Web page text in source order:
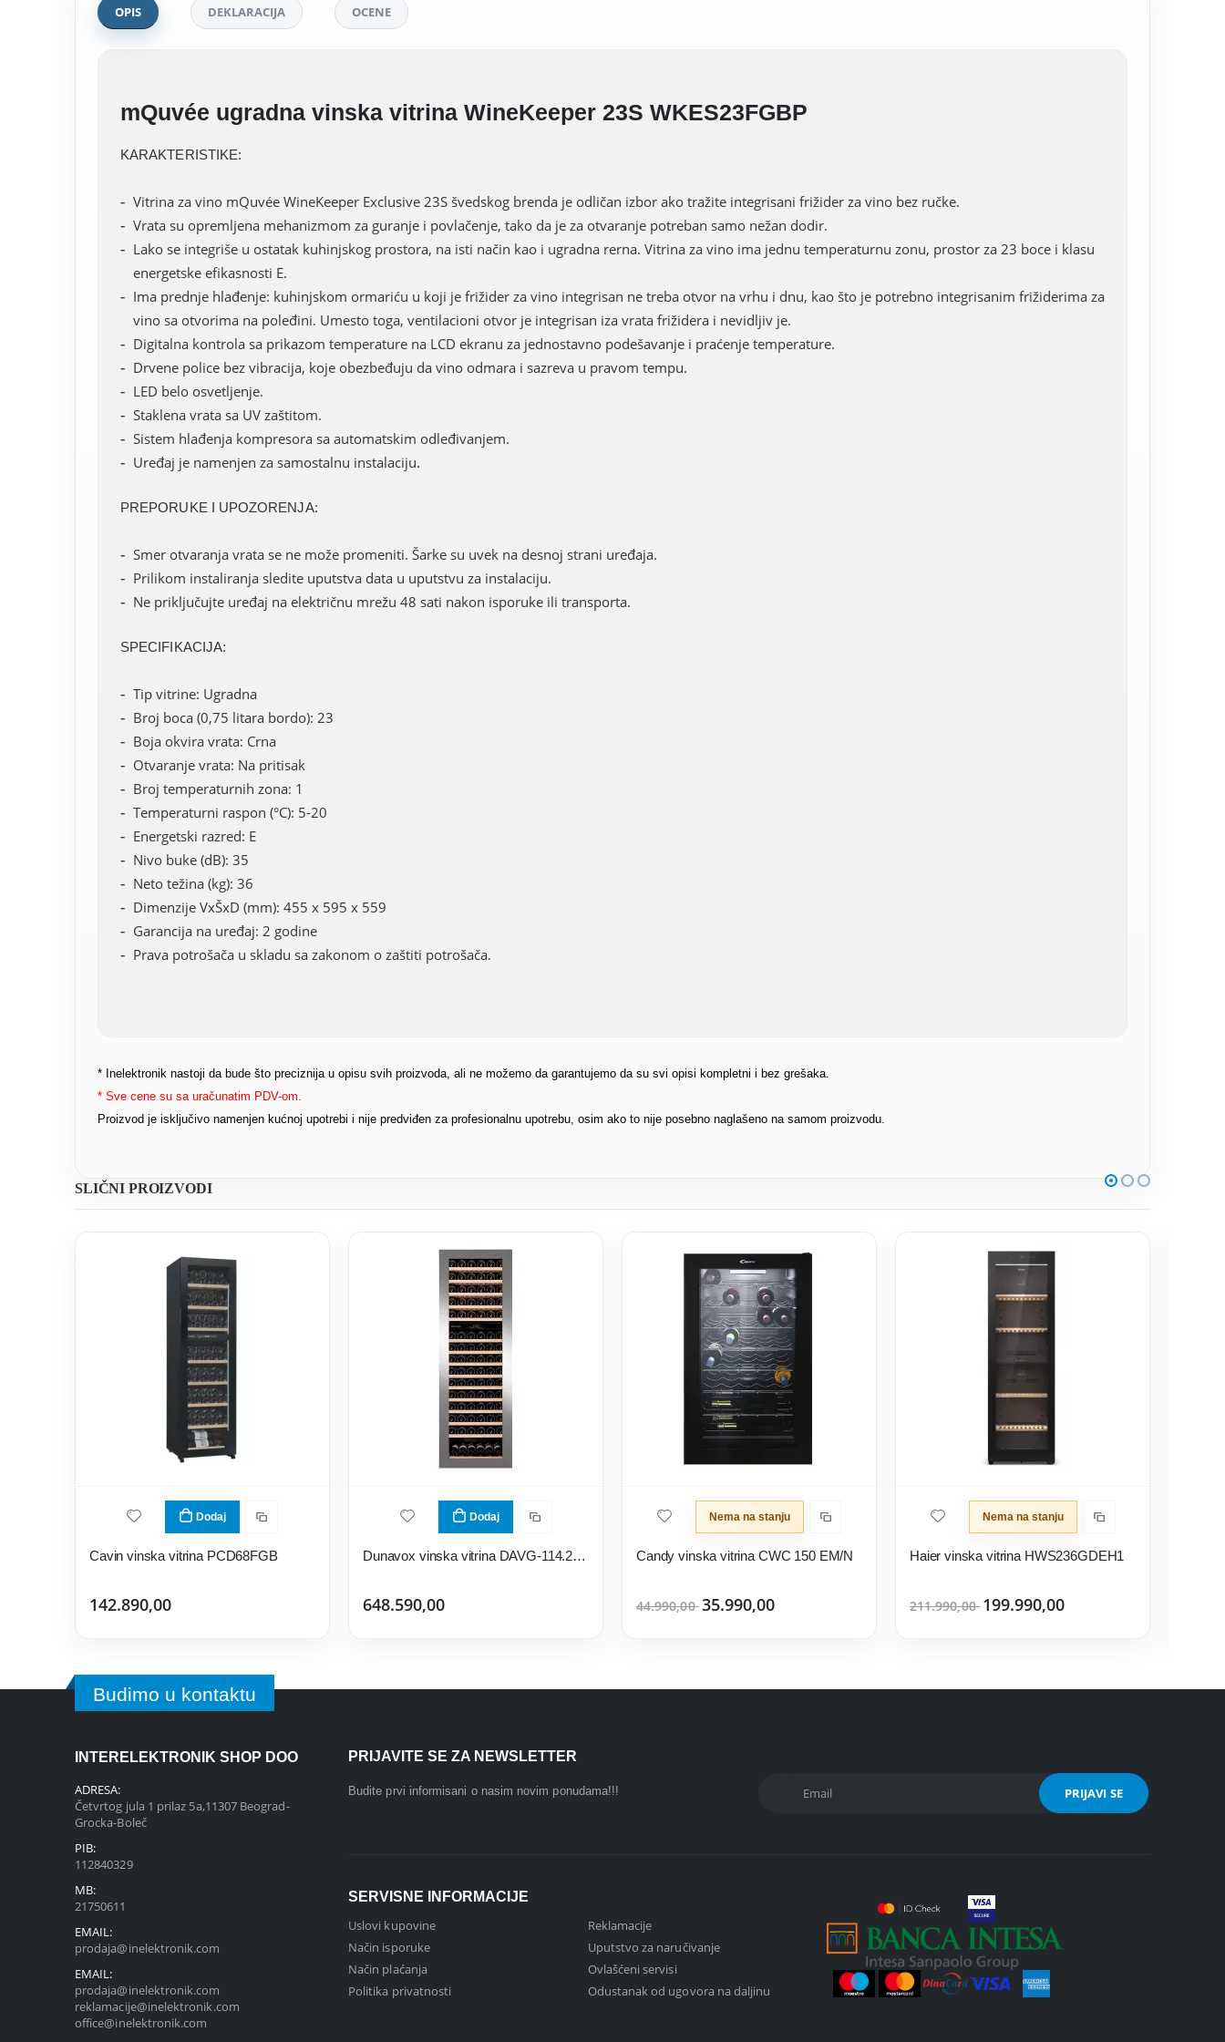
OPIS DEKLARACIJA OCENE
mQuvée ugradna vinska vitrina WineKeeper 23S WKES23FGBP
KARAKTERISTIKE:
Vitrina za vino mQuvée WineKeeper Exclusive 23S švedskog brenda je odličan izbor ako tražite integrisani frižider za vino bez ručke.
Vrata su opremljena mehanizmom za guranje i povlačenje, tako da je za otvaranje potreban samo nežan dodir.
Lako se integriše u ostatak kuhinjskog prostora, na isti način kao i ugradna rerna. Vitrina za vino ima jednu temperaturnu zonu, prostor za 23 boce i klasu
energetske efikasnosti E.
Ima prednje hlađenje: kuhinjskom ormariću u koji je frižider za vino integrisan ne treba otvor na vrhu i dnu, kao što je potrebno integrisanim frižiderima za
vino sa otvorima na poleđini. Umesto toga, ventilacioni otvor je integrisan iza vrata frižidera i nevidljiv je.
Digitalna kontrola sa prikazom temperature na LCD ekranu za jednostavno podešavanje i praćenje temperature.
Drvene police bez vibracija, koje obezbeđuju da vino odmara i sazreva u pravom tempu.
LED belo osvetljenje.
Staklena vrata sa UV zaštitom.
Sistem hlađenja kompresora sa automatskim odleđivanjem.
Uređaj je namenjen za samostalnu instalaciju.
PREPORUKE I UPOZORENJA:
Smer otvaranja vrata se ne može promeniti. Šarke su uvek na desnoj strani uređaja.
Prilikom instaliranja sledite uputstva data u uputstvu za instalaciju.
Ne priključujte uređaj na električnu mrežu 48 sati nakon isporuke ili transporta.
SPECIFIKACIJA:
Tip vitrine: Ugradna
Broj boca (0,75 litara bordo): 23
Boja okvira vrata: Crna
Otvaranje vrata: Na pritisak
Broj temperaturnih zona: 1
Temperaturni raspon (°C): 5-20
Energetski razred: E
Nivo buke (dB): 35
Neto težina (kg): 36
Dimenzije VxŠxD (mm): 455 x 595 x 559
Garancija na uređaj: 2 godine
Prava potrošača u skladu sa zakonom o zaštiti potrošača.
* Inelektronik nastoji da bude što preciznija u opisu svih proizvoda, ali ne možemo da garantujemo da su svi opisi kompletni i bez grešaka.
* Sve cene su sa uračunatim PDV-om.
Proizvod je isključivo namenjen kućnoj upotrebi i nije predviđen za profesionalnu upotrebu, osim ako to nije posebno naglašeno na samom proizvodu.
SLIČNI PROIZVODI
Dodaj
Cavin vinska vitrina PCD68FGB
142.890,00
Dodaj
Dunavox vinska vitrina DAVG-114.288DSS.TO
648.590,00
Nema na stanju
Candy vinska vitrina CWC 150 EM/N
44.990,0035.990,00
Nema na stanju
Haier vinska vitrina HWS236GDEH1
211.990,00 199.990,00
Budimo u kontaktu
INTERELEKTRONIK SHOP DOO
ADRESA:
Četvrtog jula 1 prilaz 5a,11307 Beograd-
Grocka-Boleč
PIB:
112840329
MB:
21750611
EMAIL:
prodaja@inelektronik.com
EMAIL:
prodaja@inelektronik.com
reklamacije@inelektronik.com
office@inelektronik.com
PRIJAVITE SE ZA NEWSLETTER
Budite prvi informisani o nasim novim ponudama!!!
SERVISNE INFORMACIJE
Uslovi kupovine
Način isporuke
Način plaćanja
Politika privatnosti
Reklamacije
Uputstvo za naručivanje
Ovlašćeni servisi
Odustanak od ugovora na daljinu